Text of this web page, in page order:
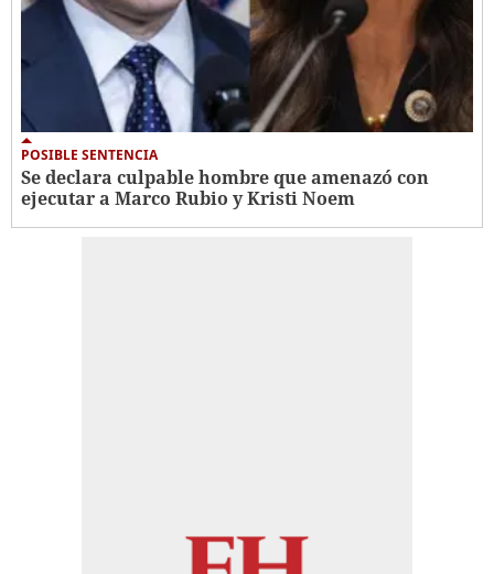
POSIBLE SENTENCIA
Se declara culpable hombre que amenazó con
ejecutar a Marco Rubio y Kristi Noem